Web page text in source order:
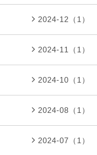
2024-12（1）
2024-11（1）
2024-10（1）
2024-08（1）
2024-07（1）